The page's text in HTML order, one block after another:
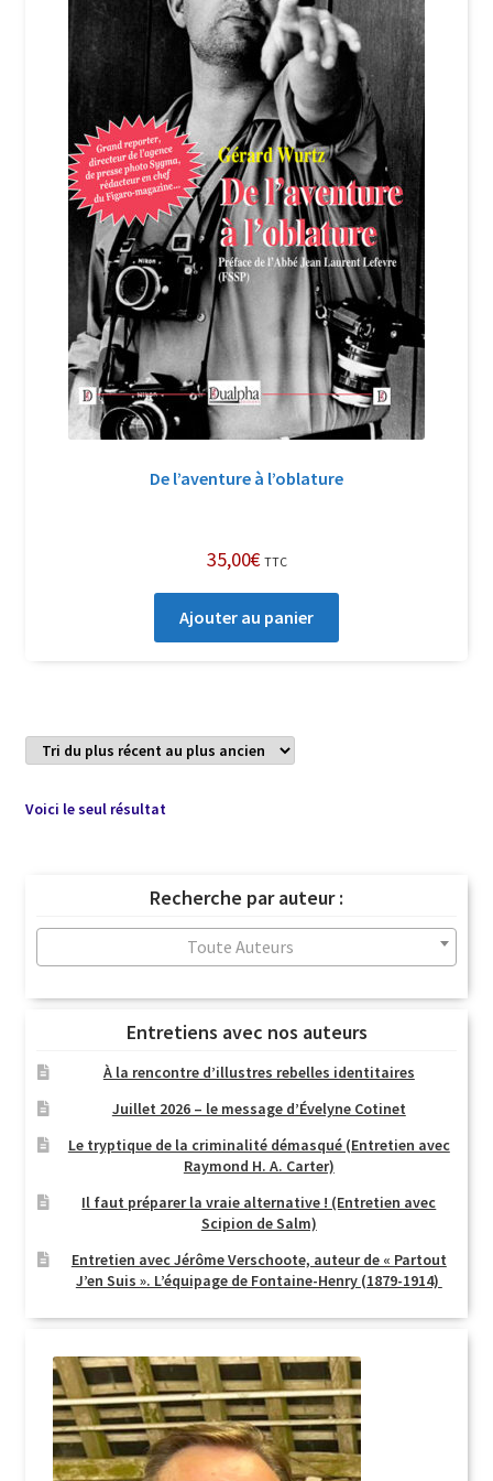
Login Customizer
Newsletter
Nous Contacter
Panier
Politique de confidentialité et cookies
Qui sommes-nous ?
Soutien à Philippe Randa
Suivi de la Commande
De l’aventure à l’oblature
35,00€ TTC
Ajouter au panier
Voici le seul résultat
Recherche par auteur :
Toute Auteurs
Entretiens avec nos auteurs
À la rencontre d’illustres rebelles identitaires
Juillet 2026 – le message d’Évelyne Cotinet
Le tryptique de la criminalité démasqué (Entretien avec
Raymond H. A. Carter)
Il faut préparer la vraie alternative ! (Entretien avec
Scipion de Salm)
Entretien avec Jérôme Verschoote, auteur de « Partout
J’en Suis ». L’équipage de Fontaine-Henry (1879-1914)